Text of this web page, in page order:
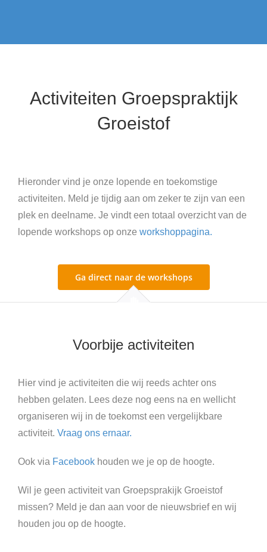
Activiteiten Groepspraktijk
Groeistof
Hieronder vind je onze lopende en toekomstige
activiteiten. Meld je tijdig aan om zeker te zijn van een
plek en deelname. Je vindt een totaal overzicht van de
lopende workshops op onze workshoppagina.
Ga direct naar de workshops
Voorbije activiteiten
Hier vind je activiteiten die wij reeds achter ons
hebben gelaten. Lees deze nog eens na en wellicht
organiseren wij in de toekomst een vergelijkbare
activiteit. Vraag ons ernaar.
Ook via Facebookhouden we je op de hoogte.
Wil je geen activiteit van Groepsprakijk Groeistof
missen? Meld je dan aan voor de nieuwsbrief en wij
houden jou op de hoogte.